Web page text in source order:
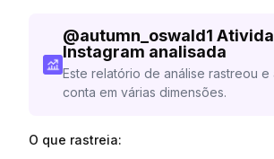
@autumn_oswald1
Instagram analisada
Este relatório de análise rastreou e
conta em várias dimensões.
O que rastreia: